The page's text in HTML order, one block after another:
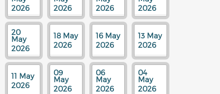
2026
2026
2026
2026
20
May
2026
18 May
2026
16 May
2026
13 May
2026
11 May
2026
09
May
2026
06
May
2026
04
May
2026